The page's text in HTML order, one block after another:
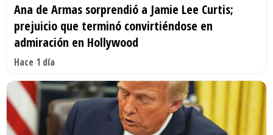
Ana de Armas sorprendió a Jamie Lee Curtis;
prejuicio que terminó convirtiéndose en
admiración en Hollywood
Hace 1 día